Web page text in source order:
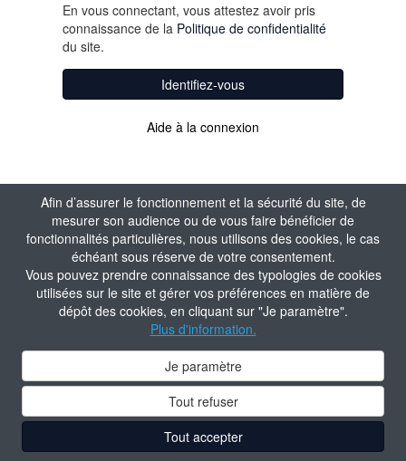
Afin d’assurer le fonctionnement et la sécurité du site, de
mesurer son audience ou de vous faire bénéficier de
fonctionnalités particulières, nous utilisons des cookies, le cas
échéant sous réserve de votre consentement.
Vous pouvez prendre connaissance des typologies de cookies
utilisées sur le site et gérer vos préférences en matière de
dépôt des cookies, en cliquant sur "Je paramètre".
Plus d'information.
Je paramètre
Tout refuser
Tout accepter
En vous connectant, vous attestez avoir pris
connaissance de la Politique de confidentialité
du site.
Identifiez-vous
Aide à la connexion